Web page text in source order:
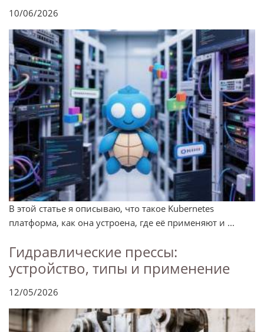
10/06/2026
В этой статье я описываю, что такое Kubernetes
платформа, как она устроена, где её применяют и ...
Гидравлические прессы:
устройство, типы и применение
12/05/2026